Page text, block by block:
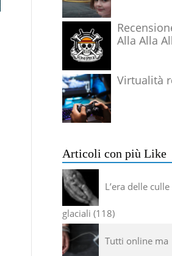
Alla Alla
Virtualità
Articoli con più Like
L’era delle culle
glaciali 118
Tutti online ma